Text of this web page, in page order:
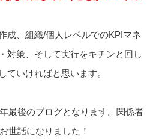
成、組織/個人レベルでのKPIマネ
対策、そして実行をキチンと回し
ていければと思います。
最後のブログとなります。関係者
世話になりました！